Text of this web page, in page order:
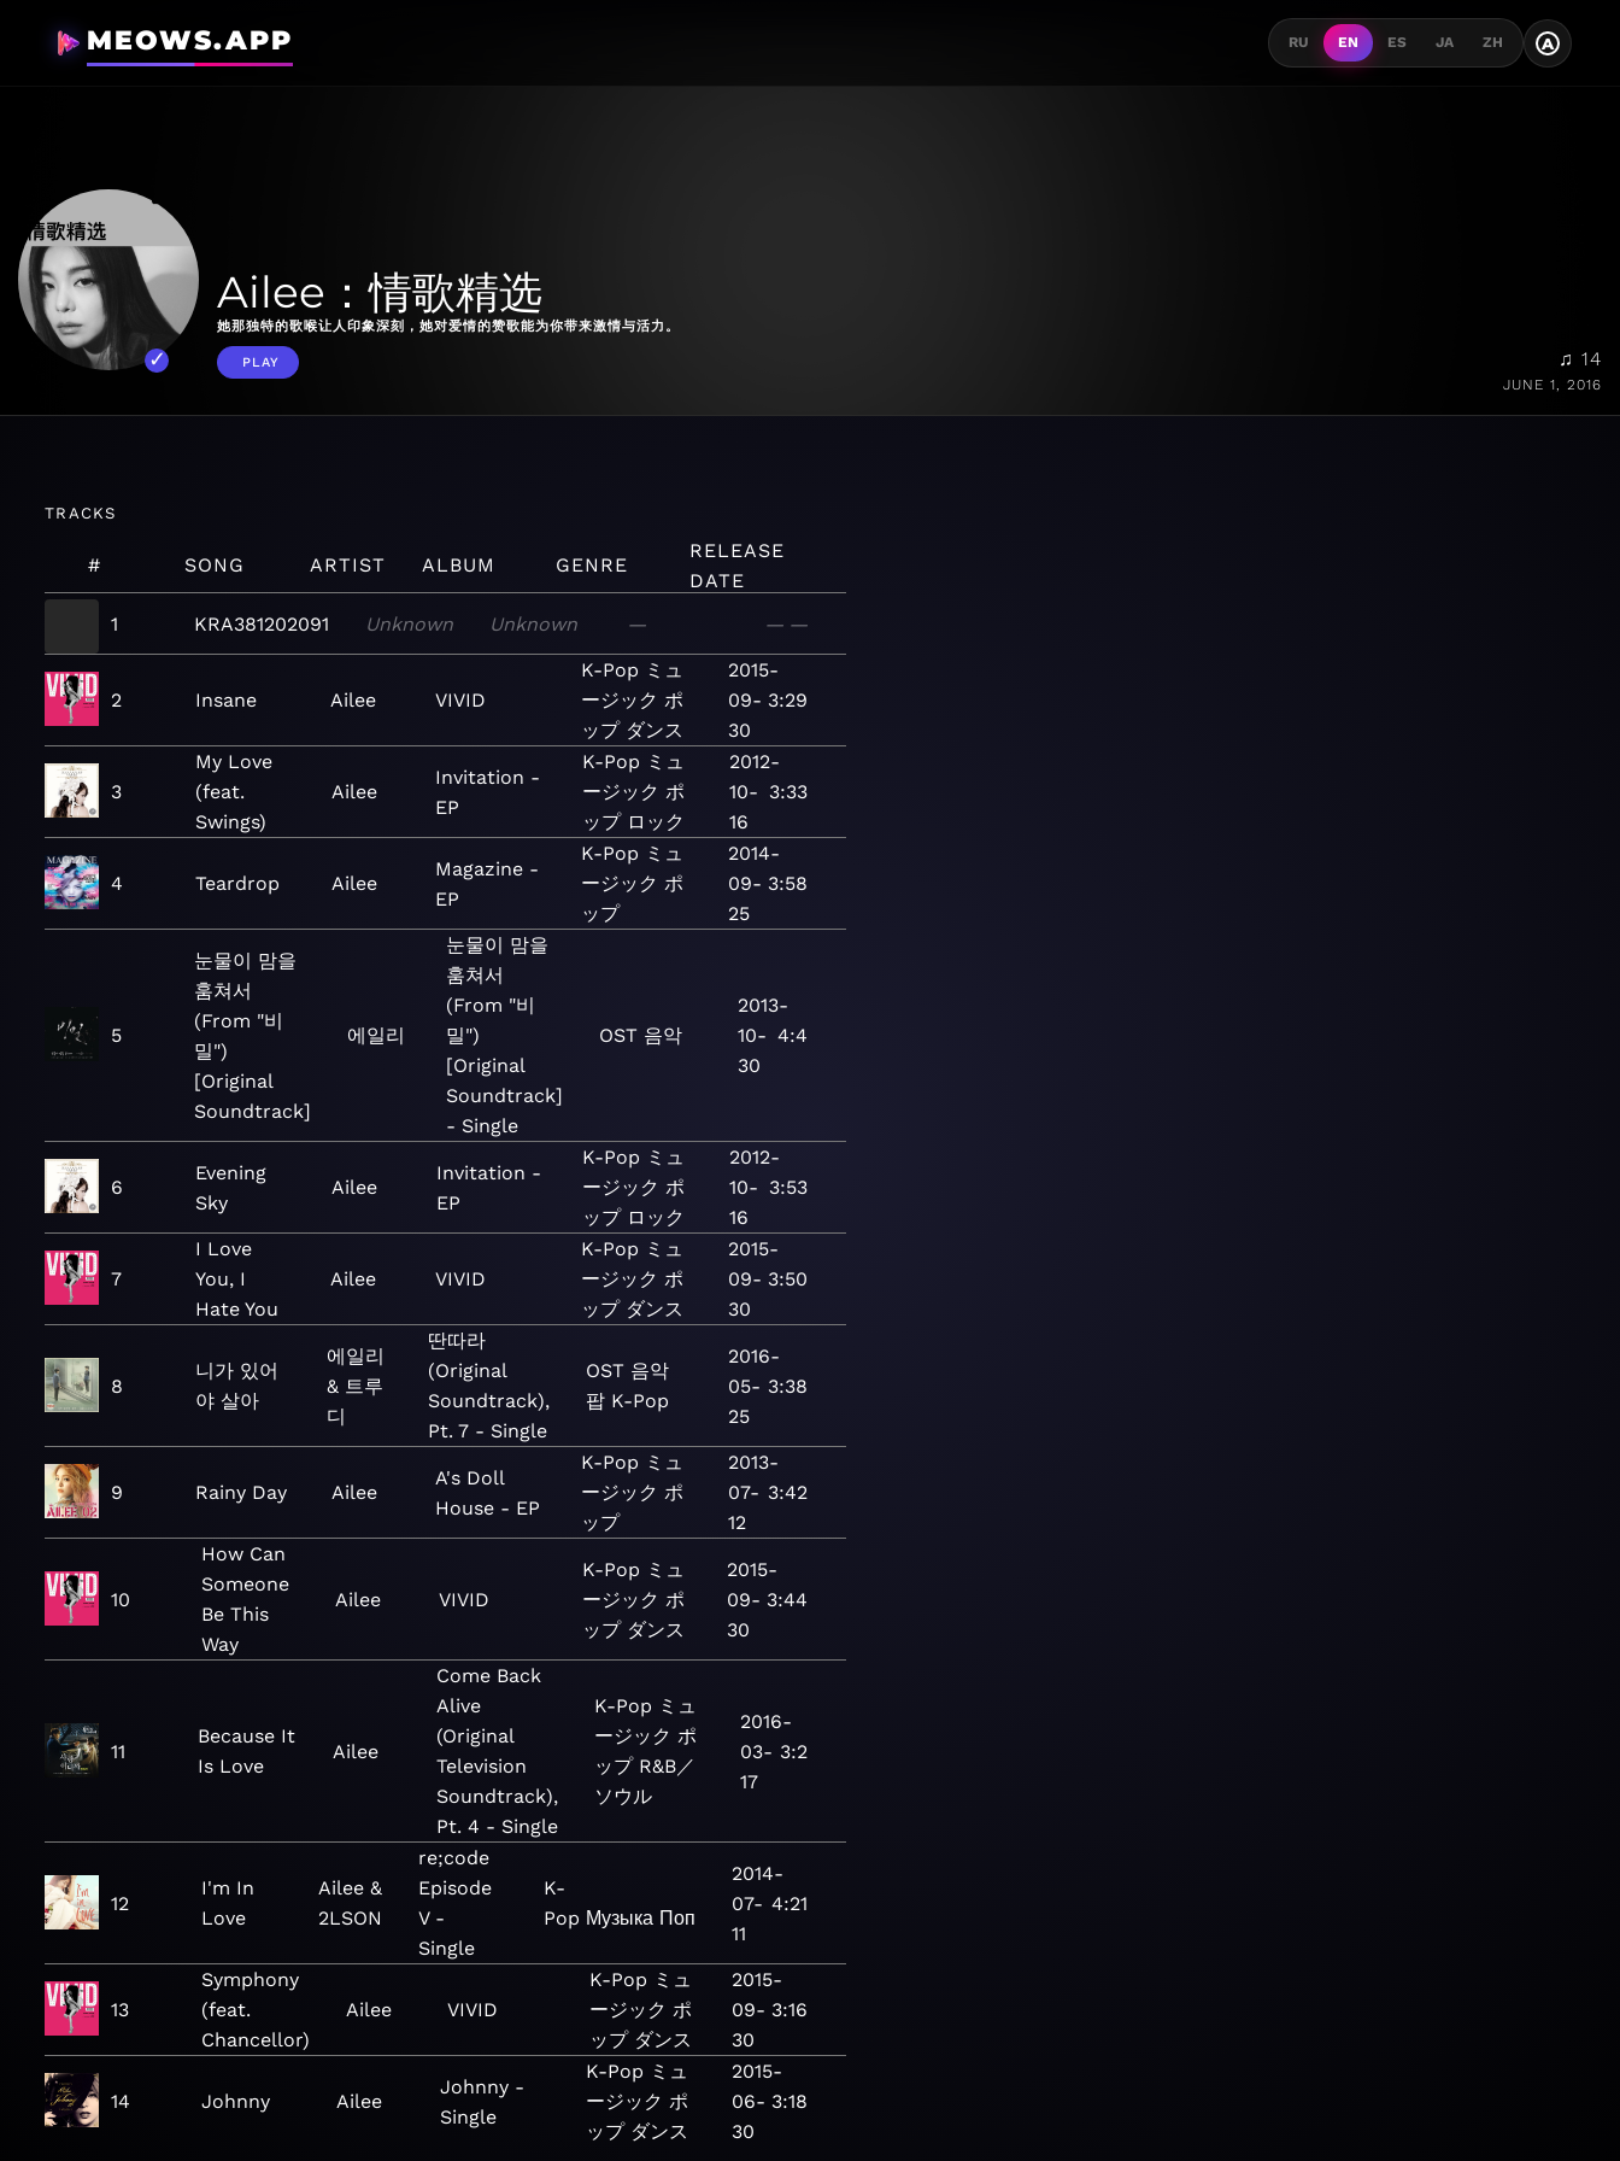
MEOWS.APP RU EN ES JA ZH A
Ailee：情歌精选
她那独特的歌喉让人印象深刻，她对爱情的赞歌能为你带来激情与活力。
PLAY ♫ 14
JUNE 1, 2016
TRACKS
# SONG ARTIST ALBUM GENRE
RELEASE
DATE
1
KRA381202091 Unknown Unknown — — —
2 Insane Ailee VIVID
K-Pop ミュ
ージック ポ
ップ ダンス
2015-
09-
30
3:29
3
My Love
(feat.
Swings)
Ailee
Invitation -
EP
K-Pop ミュ
ージック ポ
ップ ロック
2012-
10-
16
3:33
4 Teardrop Ailee
Magazine -
EP
K-Pop ミュ
ージック ポ
ップ
2014-
09-
25
3:58
5
눈물이 맘을
훔쳐서
(From "비
밀")
[Original
Soundtrack]
에일리
눈물이 맘을
훔쳐서
(From "비
밀")
[Original
Soundtrack]
- Single
OST 음악
2013-
10-
30
4:4
6
Evening
Sky
Ailee
Invitation -
EP
K-Pop ミュ
ージック ポ
ップ ロック
2012-
10-
16
3:53
7
I Love
You, I
Hate You
Ailee VIVID
K-Pop ミュ
ージック ポ
ップ ダンス
2015-
09-
30
3:50
8
니가 있어
야 살아
에일리
& 트루
디
딴따라
(Original
Soundtrack),
Pt. 7 - Single
OST 음악
팝 K-Pop
2016-
05-
25
3:38
9 Rainy Day Ailee
A's Doll
House - EP
K-Pop ミュ
ージック ポ
ップ
2013-
07-
12
3:42
10
How Can
Someone
Be This
Way
Ailee VIVID
K-Pop ミュ
ージック ポ
ップ ダンス
2015-
09-
30
3:44
11
Because It
Is Love
Ailee
Come Back
Alive
(Original
Television
Soundtrack),
Pt. 4 - Single
K-Pop ミュ
ージック ポ
ップ R&B／
ソウル
2016-
03-
17
3:2
12
I'm In
Love
Ailee &
2LSON
re;code
Episode
V -
Single
K-
Pop Музыка Поп
2014-
07-
11
4:21
13
Symphony
(feat.
Chancellor)
Ailee VIVID
K-Pop ミュ
ージック ポ
ップ ダンス
2015-
09-
30
3:16
14 Johnny Ailee
Johnny -
Single
K-Pop ミュ
ージック ポ
ップ ダンス
2015-
06-
30
3:18